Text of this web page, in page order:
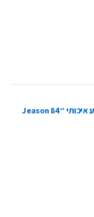
מסך הקרנה קבוע איכותי “84 Jeason